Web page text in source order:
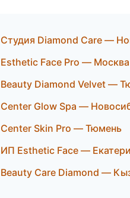
Студия Diamond Care —
Esthetic Face Pro — Москва
Beauty Diamond Velvet —
Center Glow Spa —
Center Skin Pro — Тюмень
ИП Esthetic Face —
Beauty Care Diamond —